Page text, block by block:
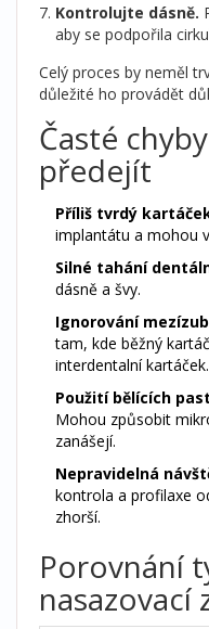
Kontrolujte dásně.
aby se podpořila
Celý proces by neměl
důležité ho provádět
Časté
předejít
Příliš tvrdý
implantátu a mohou
Silné tahání
dásně a švy.
Ignorování
tam, kde běžný
interdentalní kartáček.
Použití bělících
Mohou způsobit
zanášejí.
Nepravidelná
kontrola a profilaxe
zhorší.
Porovnání
nasazovací